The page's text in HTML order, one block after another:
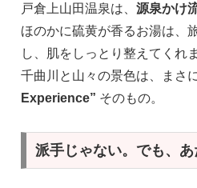
戸倉上山田温泉は、 源泉かけ
ほのかに硫黄が香るお湯は、
し、肌をしっとり整えてくれ
千曲川と山々の景色は、まさ
Experience” そのもの。
派手じゃない。でも、